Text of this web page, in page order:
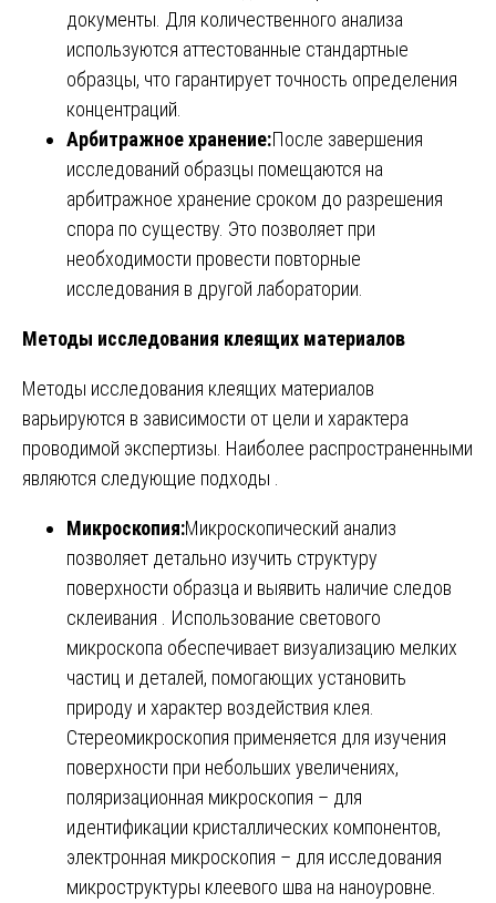
документы. Для количественного анализа
используются аттестованные стандартные
образцы, что гарантирует точность определения
концентраций.
Арбитражное хранение:После завершения
исследований образцы помещаются на
арбитражное хранение сроком до разрешения
спора по существу. Это позволяет при
необходимости провести повторные
исследования в другой лаборатории.
Методы исследования клеящих материалов
Методы исследования клеящих материалов
варьируются в зависимости от цели и характера
проводимой экспертизы. Наиболее распространенными
являются следующие подходы .
Микроскопия:Микроскопический анализ
позволяет детально изучить структуру
поверхности образца и выявить наличие следов
склеивания . Использование светового
микроскопа обеспечивает визуализацию мелких
частиц и деталей, помогающих установить
природу и характер воздействия клея.
Стереомикроскопия применяется для изучения
поверхности при небольших увеличениях,
поляризационная микроскопия – для
идентификации кристаллических компонентов,
электронная микроскопия – для исследования
микроструктуры клеевого шва на наноуровне.